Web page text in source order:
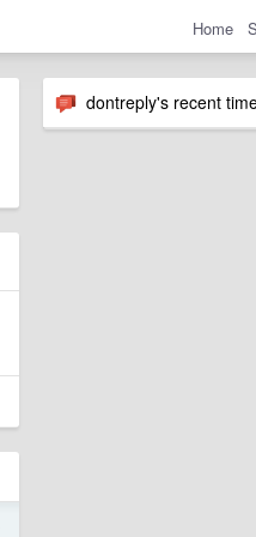
Home
dontreply's recent